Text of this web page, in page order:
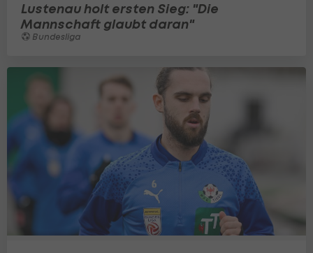
Lustenau holt ersten Sieg: "Die
Mannschaft glaubt daran"
Bundesliga